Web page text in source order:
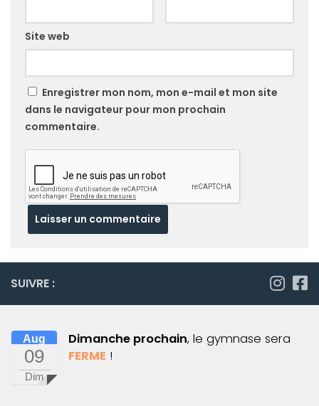
Site web
Enregistrer mon nom, mon e-mail et mon site
dans le navigateur pour mon prochain
commentaire.
SUIVRE :
Aug
09
Dim
Dimanche prochain, le gymnase sera
FERME !